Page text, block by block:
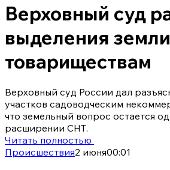
Верховный суд
выделения
товариществам
Верховный суд России дал
участков садоводческим
что земельный вопрос остается
расширении СНТ.
Читать полностью
Происшествия2 июня00:01